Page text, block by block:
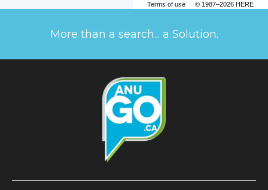
Terms of use © 1987–2026 HERE
More than a search... a Solution.